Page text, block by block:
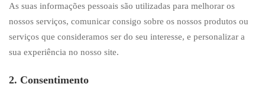
As suas informações pessoais são utilizadas para melhorar os
nossos serviços, comunicar consigo sobre os nossos produtos ou
serviços que consideramos ser do seu interesse, e personalizar a
sua experiência no nosso site.
2. Consentimento